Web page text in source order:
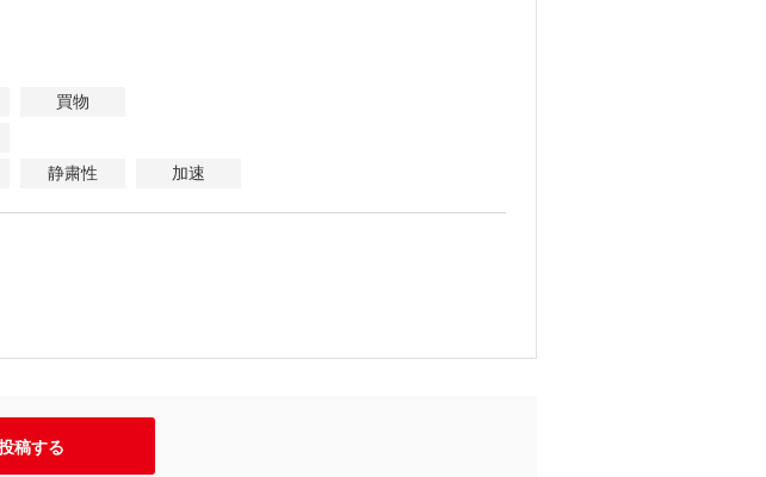
買物
静粛性 加速
稿する